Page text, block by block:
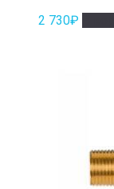
2 730₽